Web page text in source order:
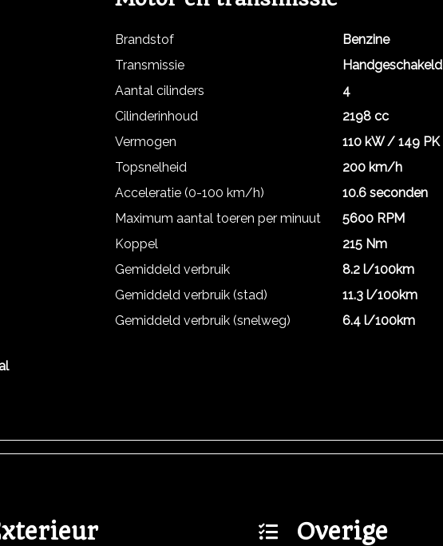
Brandstof
Benzine
Transmissie
Handgeschakeld
Aantal cilinders
4
Cilinderinhoud
2198 cc
Vermogen
110 kW / 149 PK
Topsnelheid
200 km/h
Acceleratie (0-100 km/h)
10.6 seconden
Maximum aantal toeren per minuut
5600 RPM
Koppel
215 Nm
Gemiddeld verbruik
8.2 l/100km
Gemiddeld verbruik (stad)
11.3 l/100km
Gemiddeld verbruik (snelweg)
6.4 l/100km
Overige